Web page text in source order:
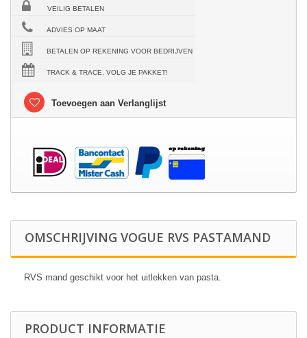
VEILIG BETALEN
ADVIES OP MAAT
BETALEN OP REKENING VOOR BEDRIJVEN
TRACK & TRACE, VOLG JE PAKKET!
Toevoegen aan Verlanglijst
OMSCHRIJVING VOGUE RVS PASTAMAND
RVS mand geschikt voor het uitlekken van pasta.
PRODUCT INFORMATIE